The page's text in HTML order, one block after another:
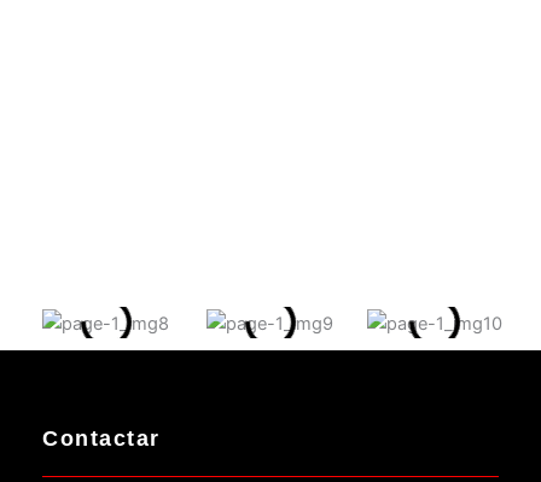
Contactar